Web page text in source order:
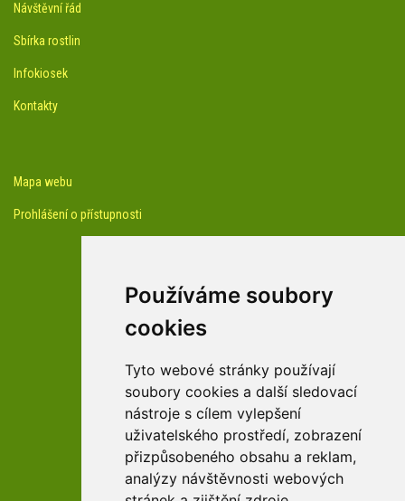
Používáme soubory
cookies
Tyto webové stránky používají
soubory cookies a další sledovací
nástroje s cílem vylepšení
uživatelského prostředí, zobrazení
přizpůsobeného obsahu a reklam,
analýzy návštěvnosti webových
Návštěvní řád
Sbírka rostlin
Infokiosek
Kontakty
Mapa webu
Prohlášení o přístupnosti
Youtube kanál arboreta